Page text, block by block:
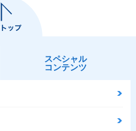
スペシャル
コンテンツ